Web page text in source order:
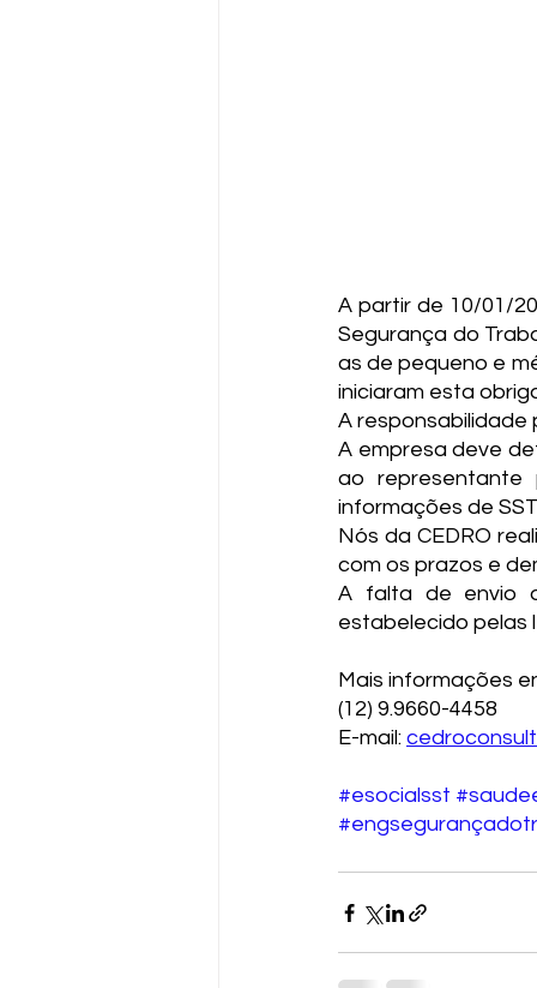
A partir de 10/01/
Segurança do
as de pequeno e
iniciaram esta
A responsabilidade
A empresa deve
ao representante
informações de
Nós da CEDRO
com os prazos e
A falta de envio
estabelecido pelas
Mais informações
(12) 9.9660-4458
E-mail:
#esocialsst